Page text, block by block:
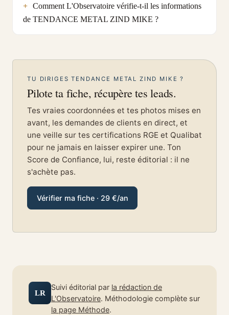
Comment L'Observatoire vérifie-t-il les informations
de TENDANCE METAL ZIND MIKE ?
TU DIRIGES TENDANCE METAL ZIND MIKE ?
Pilote ta fiche, récupère tes leads.
Tes vraies coordonnées et tes photos mises en
avant, les demandes de clients en direct, et
une veille sur tes certifications RGE et Qualibat
pour ne jamais en laisser expirer une. Ton
Score de Confiance, lui, reste éditorial : il ne
s'achète pas.
Vérifier ma fiche · 29 €/an
LR
Suivi éditorial par la rédaction de
L'Observatoire. Méthodologie complète sur
la page Méthode.